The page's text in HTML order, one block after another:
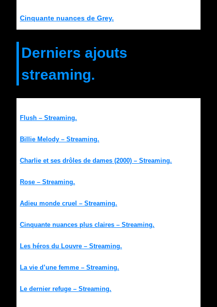
Cinquante nuances de Grey.
Derniers ajouts
streaming.
Flush – Streaming.
Billie Melody – Streaming.
Charlie et ses drôles de dames (2000) – Streaming.
Rose – Streaming.
Adieu monde cruel – Streaming.
Cinquante nuances plus claires – Streaming.
Les héros du Louvre – Streaming.
La vie d’une femme – Streaming.
Le dernier refuge – Streaming.